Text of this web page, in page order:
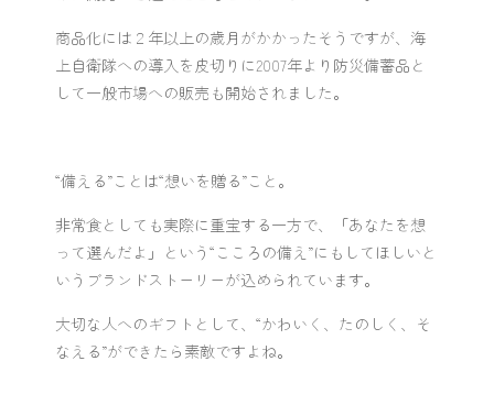
商品化には２年以上の歳月がかかったそうですが、海
上自衛隊への導入を皮切りに2007年より防災備蓄品と
して一般市場への販売も開始されました。
“備える”ことは“想いを贈る”こと。
非常食としても実際に重宝する一方で、「あなたを想
って選んだよ」という“こころの備え”にもしてほしいと
いうブランドストーリーが込められています。
大切な人へのギフトとして、“かわいく、たのしく、そ
なえる”ができたら素敵ですよね。